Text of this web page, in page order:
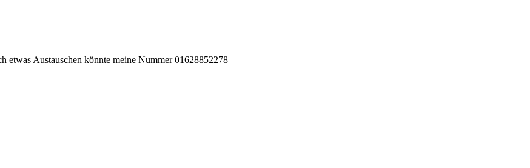
Austauschen könnte meine Nummer 01628852278